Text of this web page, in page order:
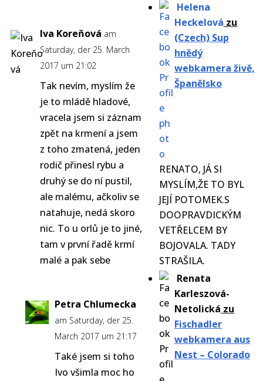
Helena
Heckelová zu
(Czech) Sup
hnědý
webkamera živě,
Španělsko
RENATO, JÁ SI
MYSLÍM,ŽE TO BYL
JEJÍ POTOMEK.S
DOOPRAVDICKÝM
VETŘELCEM BY
BOJOVALA. TADY
STRAŠILA.
Renata
Karleszová-
Netolická zu
Fischadler
webkamera aus
Nest – Colorado
Iva Koreňová am
Saturday, der 25. March
2017 um 21:02
Tak nevím, myslím že
je to mládě hladové,
vracela jsem si záznam
zpět na krmení a jsem
z toho zmatená, jeden
rodič přinesl rybu a
druhý se do ní pustil,
ale malému, ačkoliv se
natahuje, nedá skoro
nic. To u orlů je to jiné,
tam v první řadě krmí
malé a pak sebe
Petra Chlumecka
am Saturday, der 25.
March 2017 um 21:17
Také jsem si toho
Ivo všimla moc ho